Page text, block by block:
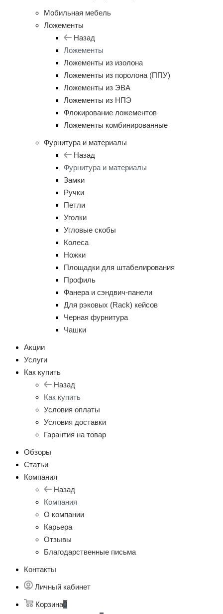
Мобильная мебель
Ложементы
Назад
Ложементы
Ложементы из изолона
Ложементы из поролона (ППУ)
Ложементы из ЭВА
Ложементы из НПЭ
Флокирование ложементов
Ложементы комбинированные
Фурнитура и материалы
Назад
Фурнитура и материалы
Замки
Ручки
Петли
Уголки
Угловые скобы
Колеса
Ножки
Площадки для штабелирования
Профиль
Фанера и сэндвич-панели
Для рэковых (Rack) кейсов
Черная фурнитура
Чашки
Акции
Услуги
Как купить
Назад
Как купить
Условия оплаты
Условия доставки
Гарантия на товар
Обзоры
Статьи
Компания
Назад
Компания
О компании
Карьера
Отзывы
Благодарственные письма
Контакты
Личный кабинет
Корзина0